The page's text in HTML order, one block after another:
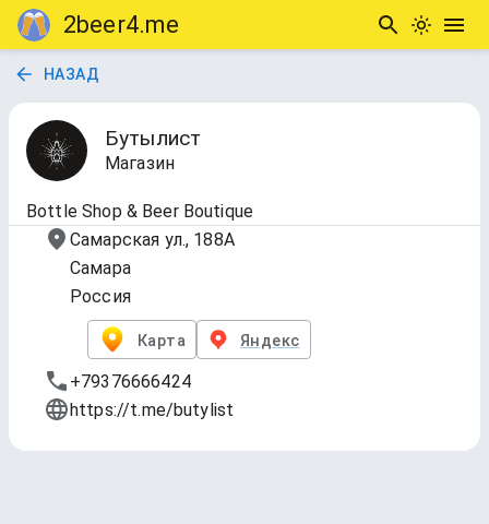
2beer4.me
НАЗАД
Бутылист
Магазин
Bottle Shop & Beer Boutique
Самарская ул., 188А
Самара
Россия
Карта Яндекс
+79376666424
https://t.me/butylist